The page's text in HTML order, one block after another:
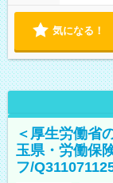
気になる！
＜厚生労働省
玉県・労働保
フ/